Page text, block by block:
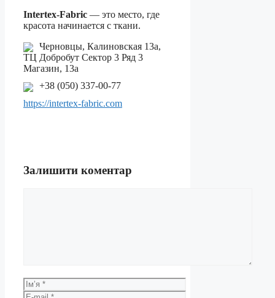
Intertex-Fabric — это место, где
красота начинается с ткани.
Черновцы, Калиновская 13а,
ТЦ Добробут Сектор 3 Ряд 3
Магазин, 13а
+38 (050) 337-00-77
https://intertex-fabric.com
Залишити коментар
Ім’я
E-